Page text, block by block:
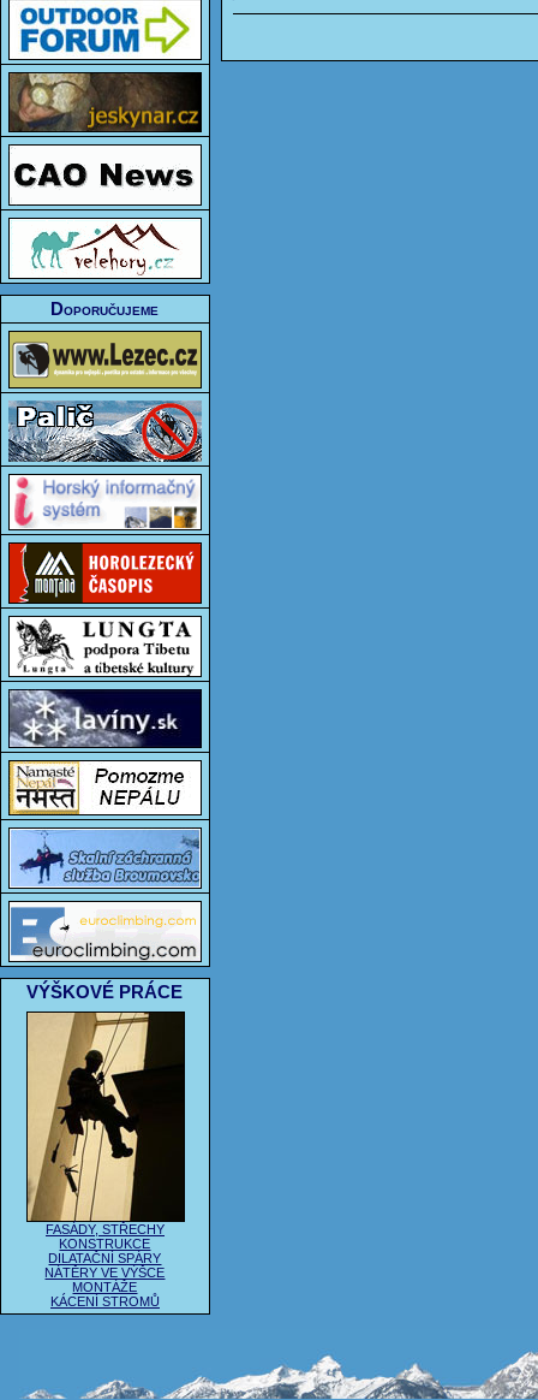
Doporučujeme
VÝŠKOVÉ PRÁCE
FASÁDY, STŘECHY
KONSTRUKCE
DILATAČNÍ SPÁRY
NÁTĚRY VE VÝŠCE
MONTÁŽE
KÁCENÍ STROMŮ